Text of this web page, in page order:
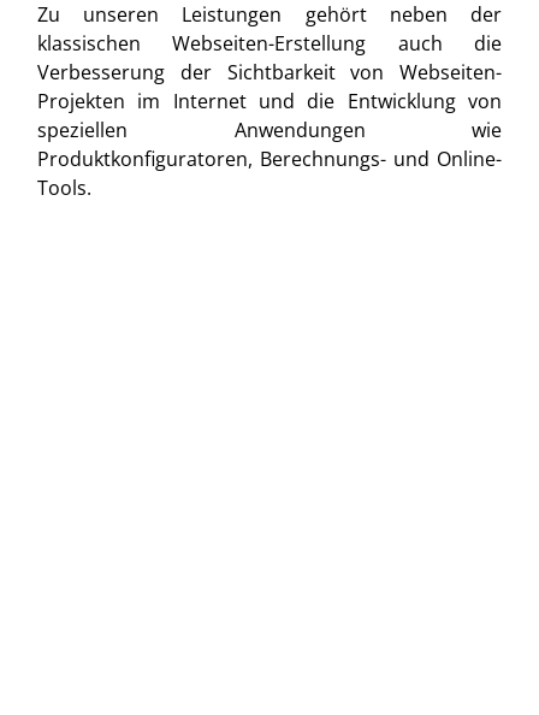
Zu unseren Leistungen gehört neben der
klassischen Webseiten-Erstellung auch die
Verbesserung der Sichtbarkeit von Webseiten-
Projekten im Internet und die Entwicklung von
speziellen Anwendungen wie
Produktkonfiguratoren, Berechnungs- und Online-
Tools.